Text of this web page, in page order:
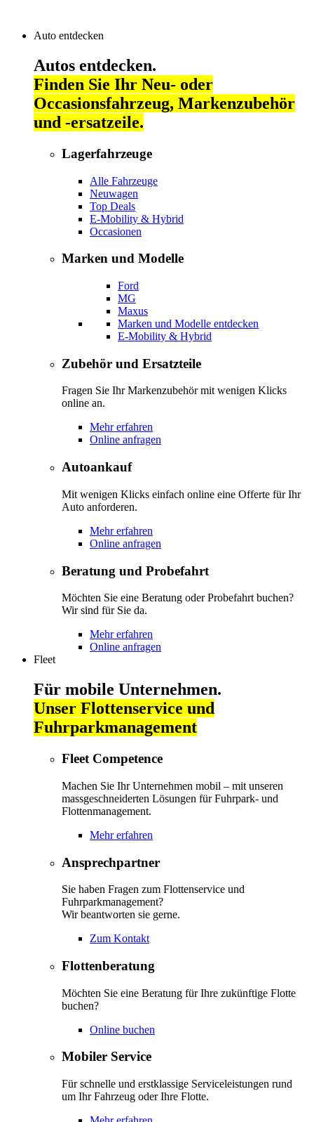
Auto entdecken
Autos entdecken.
Finden Sie Ihr Neu- oder
Occasionsfahrzeug, Markenzubehör
und -ersatzeile.
Lagerfahrzeuge
Alle Fahrzeuge
Neuwagen
Top Deals
E-Mobility & Hybrid
Occasionen
Marken und Modelle
Ford
MG
Maxus
Marken und Modelle entdecken
E-Mobility & Hybrid
Zubehör und Ersatzteile
Fragen Sie Ihr Markenzubehör mit wenigen Klicks
online an.
Mehr erfahren
Online anfragen
Autoankauf
Mit wenigen Klicks einfach online eine Offerte für Ihr
Auto anforderen.
Mehr erfahren
Online anfragen
Beratung und Probefahrt
Möchten Sie eine Beratung oder Probefahrt buchen?
Wir sind für Sie da.
Mehr erfahren
Online anfragen
Fleet
Für mobile Unternehmen.
Unser Flottenservice und
Fuhrparkmanagement
Fleet Competence
Machen Sie Ihr Unternehmen mobil – mit unseren
massgeschneiderten Lösungen für Fuhrpark- und
Flottenmanagement.
Mehr erfahren
Ansprechpartner
Sie haben Fragen zum Flottenservice und
Fuhrparkmanagement?
Wir beantworten sie gerne.
Zum Kontakt
Flottenberatung
Möchten Sie eine Beratung für Ihre zukünftige Flotte
buchen?
Online buchen
Mobiler Service
Für schnelle und erstklassige Serviceleistungen rund
um Ihr Fahrzeug oder Ihre Flotte.